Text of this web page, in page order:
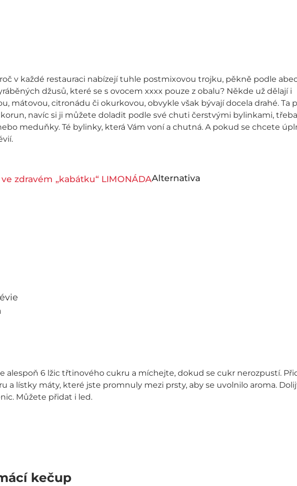
v každé restauraci nabízejí tuhle postmixovou trojku, pěkně podle
džusů, které se s ovocem xxxx pouze z obalu? Někde už dělají i
mátovou, citronádu či okurkovou, obvykle však bývají docela drahé. Ta
navíc si ji můžete doladit podle své chuti čerstvými bylinkami, třeba
meduňky. Té bylinky, která Vám voní a chutná. A pokud se chcete
Alternativa
alespoň 6 lžic třtinového cukru a míchejte, dokud se cukr nerozpustí.
a lístky máty, které jste promnuly mezi prsty, aby se uvolnilo aroma.
Můžete přidat i led.
kečup